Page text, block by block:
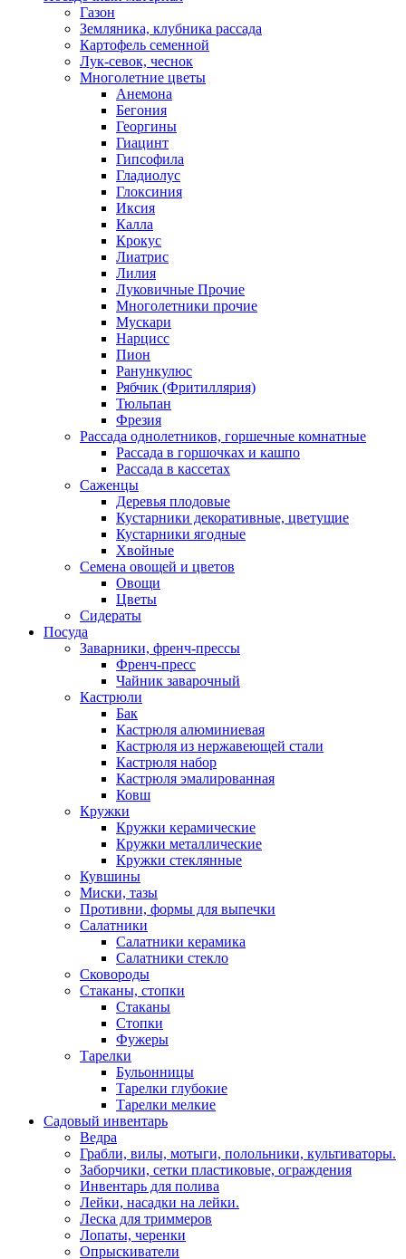
Газон
Земляника, клубника рассада
Картофель семенной
Лук-севок, чеснок
Многолетние цветы
Анемона
Бегония
Георгины
Гиацинт
Гипсофила
Гладиолус
Глоксиния
Иксия
Калла
Крокус
Лиатрис
Лилия
Луковичные Прочие
Многолетники прочие
Мускари
Нарцисс
Пион
Ранункулюс
Рябчик (Фритиллярия)
Тюльпан
Фрезия
Рассада однолетников, горшечные комнатные
Рассада в горшочках и кашпо
Рассада в кассетах
Саженцы
Деревья плодовые
Кустарники декоративные, цветущие
Кустарники ягодные
Хвойные
Семена овощей и цветов
Овощи
Цветы
Сидераты
Посуда
Заварники, френч-прессы
Френч-пресс
Чайник заварочный
Кастрюли
Бак
Кастрюля алюминиевая
Кастрюля из нержавеющей стали
Кастрюля набор
Кастрюля эмалированная
Ковш
Кружки
Кружки керамические
Кружки металлические
Кружки стеклянные
Кувшины
Миски, тазы
Противни, формы для выпечки
Салатники
Салатники керамика
Салатники стекло
Сковороды
Стаканы, стопки
Стаканы
Стопки
Фужеры
Тарелки
Бульонницы
Тарелки глубокие
Тарелки мелкие
Садовый инвентарь
Ведра
Грабли, вилы, мотыги, полольники, культиваторы.
Заборчики, сетки пластиковые, ограждения
Инвентарь для полива
Лейки, насадки на лейки.
Леска для триммеров
Лопаты, черенки
Опрыскиватели